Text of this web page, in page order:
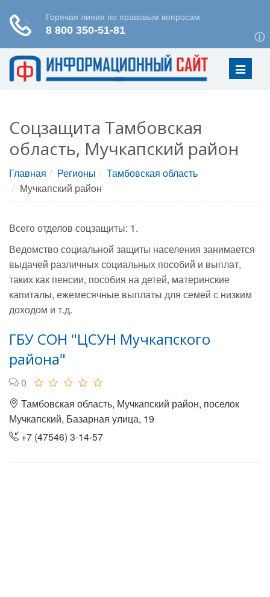
Меню
Соцзащита Тамбовская
область, Мучкапский район
Главная Регионы
Тамбовская область
Мучкапский район
Всего отделов соцзащиты: 1.
Ведомство социальной защиты населения занимается
выдачей различных социальных пособий и выплат,
таких как пенсии, пособия на детей, материнские
капиталы, ежемесячные выплаты для семей с низким
доходом и т.д.
ГБУ СОН "ЦСУН Мучкапского
района"
0
Тамбовская область, Мучкапский район, поселок
Мучкапский, Базарная улица, 19
+7 (47546) 3-14-57